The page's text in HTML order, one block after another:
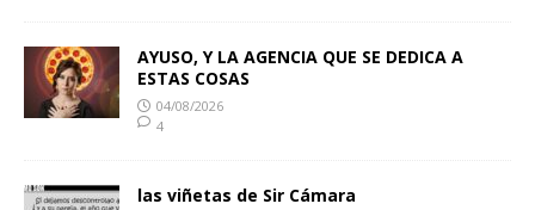
AYUSO, Y LA AGENCIA QUE SE DEDICA A
ESTAS COSAS
04/08/2026
4
las viñetas de Sir Cámara